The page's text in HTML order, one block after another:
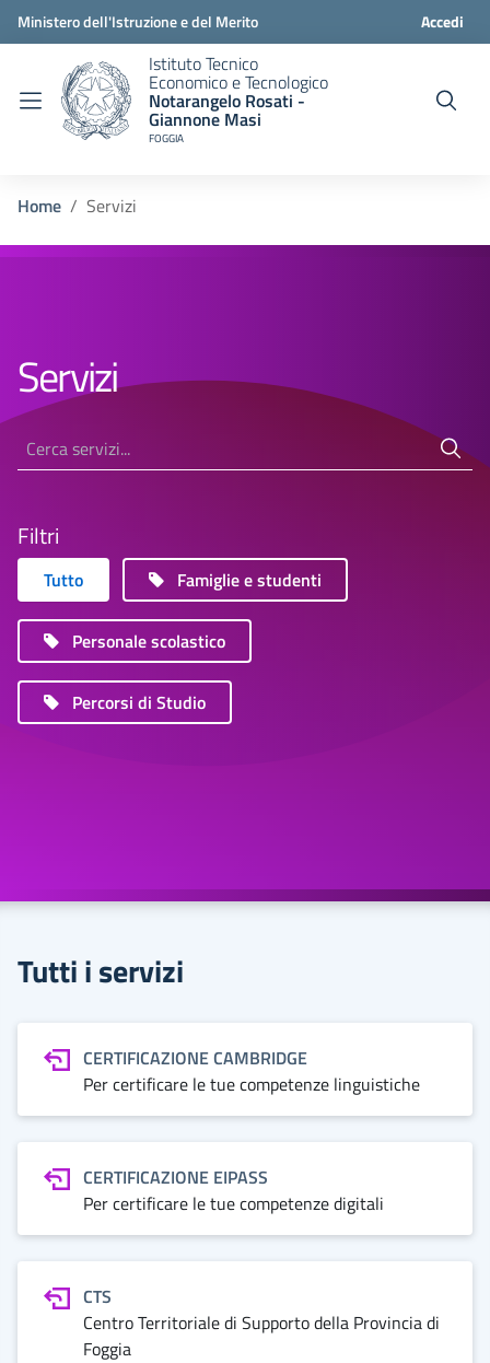
Ministero dell'Istruzione e del Merito Accedi
Istituto Tecnico
Economico e Tecnologico
Notarangelo Rosati -
Giannone Masi
FOGGIA
Home Servizi
Servizi
Cerca servizi...
Filtri
Tutto Famiglie e studenti
Personale scolastico
Percorsi di Studio
Tutti i servizi
CERTIFICAZIONE CAMBRIDGE
Per certificare le tue competenze linguistiche
CERTIFICAZIONE EIPASS
Per certificare le tue competenze digitali
CTS
Centro Territoriale di Supporto della Provincia di
Foggia